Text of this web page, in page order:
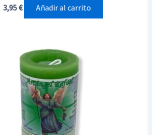
3,95€ Añadir al carrito